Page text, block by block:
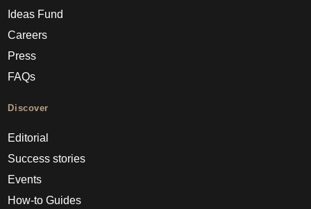
Ideas Fund
Careers
Press
FAQs
Discover
Editorial
Success stories
Events
How-to Guides